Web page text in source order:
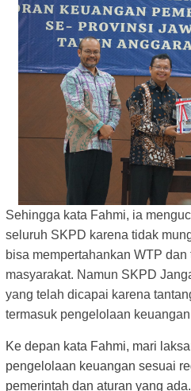
Sehingga kata Fahmi, ia
seluruh SKPD karena tidak
bisa mempertahankan WTP
masyarakat. Namun SKPD
yang telah dicapai karena
termasuk pengelolaan
Ke depan kata Fahmi, mari
pengelolaan keuangan sesuai
pemerintah dan aturan yang